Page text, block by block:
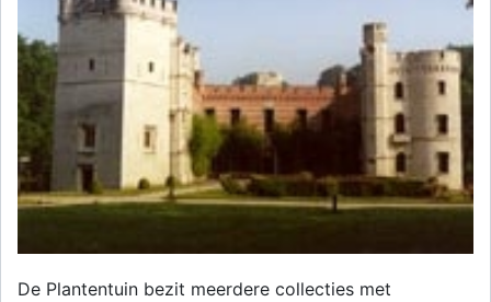
De Plantentuin bezit meerdere collecties met